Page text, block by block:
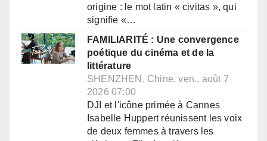
origine : le mot latin « civitas », qui
signifie «…
FAMILIARITÉ : Une convergence
poétique du cinéma et de la
littérature
SHENZHEN, Chine, ven., août 7
2026 07:00
DJI et l'icône primée à Cannes
Isabelle Huppert réunissent les voix
de deux femmes à travers les